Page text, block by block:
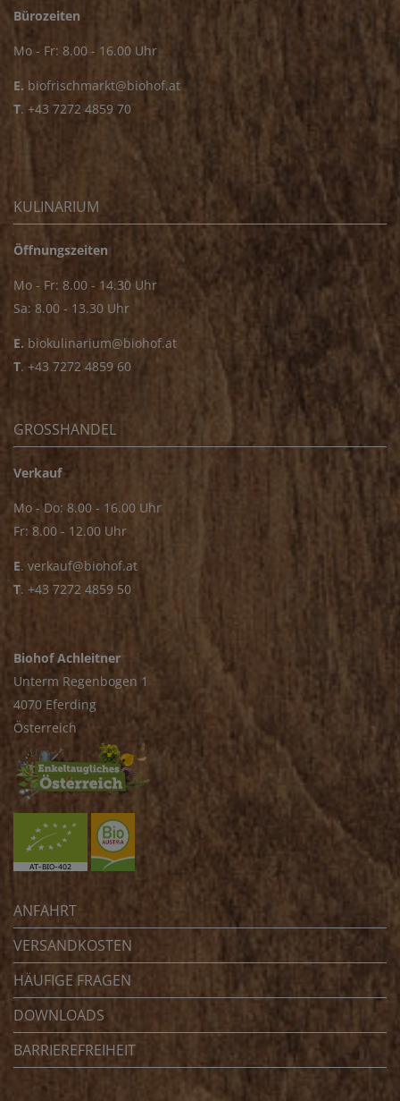
Bürozeiten
Mo - Fr: 8.00 - 16.00 Uhr
E. biofrischmarkt@biohof.at
T. +43 7272 4859 70
KULINARIUM
Öffnungszeiten
Mo - Fr: 8.00 - 14.30 Uhr
Sa: 8.00 - 13.30 Uhr
E. biokulinarium@biohof.at
T. +43 7272 4859 60
GROSSHANDEL
Verkauf
Mo - Do: 8.00 - 16.00 Uhr
Fr: 8.00 - 12.00 Uhr
E. verkauf@biohof.at
T. +43 7272 4859 50
Biohof Achleitner
Unterm Regenbogen 1
4070 Eferding
Österreich
ANFAHRT
VERSANDKOSTEN
HÄUFIGE FRAGEN
DOWNLOADS
BARRIEREFREIHEIT